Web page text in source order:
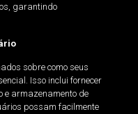
garantindo
sobre como seus
Isso inclui fornecer
e armazenamento de
possam facilmente